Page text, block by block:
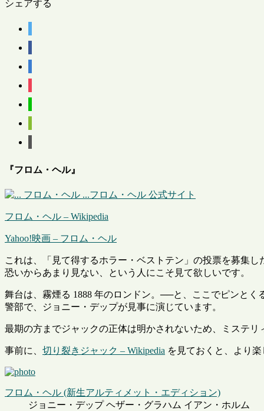
シェアする
『フロム・ヘル』
フロム・ヘル 公式サイト
フロム・ヘル – Wikipedia
Yahoo!映画 – フロム・ヘル
これは、「見て得するホラー・ベストテン」の投票を募集
恐いからあまり見ない、という人にこそ見て欲しいです。
舞台は、霧煙る 1888 年のロンドン。──と、ここでピンと
警部で、ジョニー・デップが見事に演じています。
最期の方までジャックの正体は明かされないため、ミステリ
事前に、 切り裂きジャック – Wikipedia を見ておくと、より楽
フロム・ヘル (新生アルティメット・エディション)
ジョニー・デップ ヘザー・グラハム イアン・ホルム